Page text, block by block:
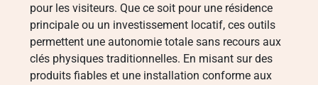
pour les visiteurs. Que ce soit pour une résidence
principale ou un investissement locatif, ces outils
permettent une autonomie totale sans recours aux
clés physiques traditionnelles. En misant sur des
produits fiables et une installation conforme aux